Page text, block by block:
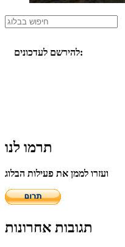
להירשם לעדכונים:
תרמו לנו
ועזרו לממן את פעילות הבלוג
תגובות אחרונות